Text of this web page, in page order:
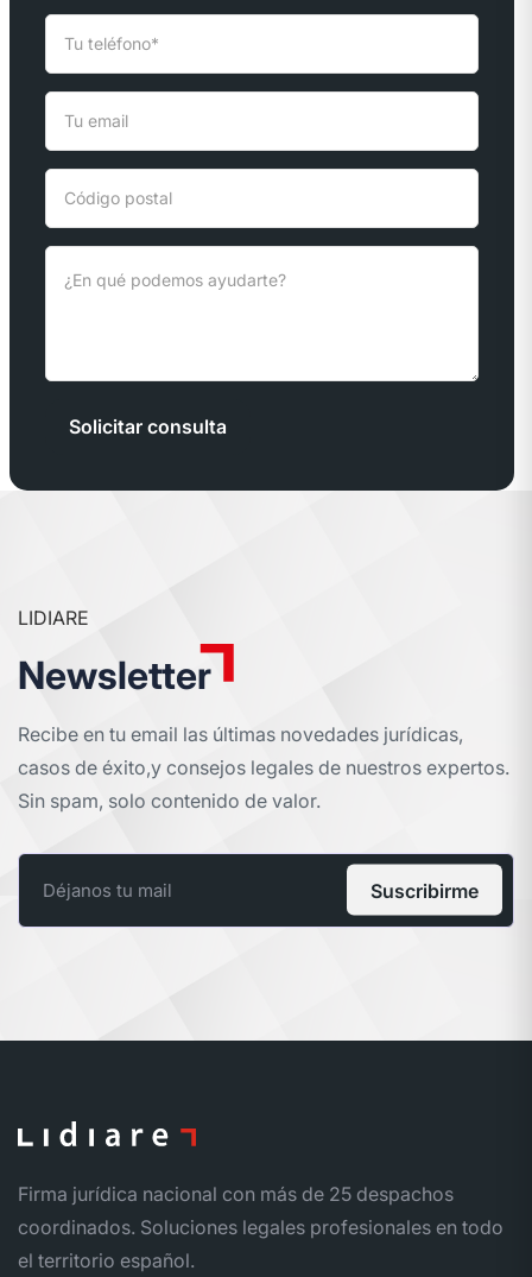
Solicitar consulta
LIDIARE
Newsletter
Recibe en tu email las últimas novedades jurídicas,
casos de éxito,y consejos legales de nuestros expertos.
Sin spam, solo contenido de valor.
Suscribirme
Firma jurídica nacional con más de 25 despachos
coordinados. Soluciones legales profesionales en todo
el territorio español.